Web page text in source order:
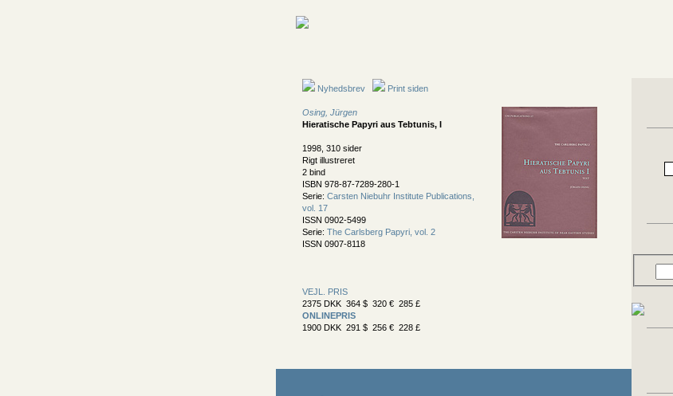
Nyhedsbrev Print siden
Osing, Jürgen
Hieratische Papyri aus Tebtunis, I
1998, 310 sider
Rigt illustreret
2 bind
ISBN 978-87-7289-280-1
Serie: Carsten Niebuhr Institute Publications,
vol. 17
ISSN 0902-5499
Serie: The Carlsberg Papyri, vol. 2
ISSN 0907-8118
VEJL. PRIS
2375 DKK 364 $ 320 € 285 £
ONLINEPRIS
1900 DKK 291 $ 256 € 228 £